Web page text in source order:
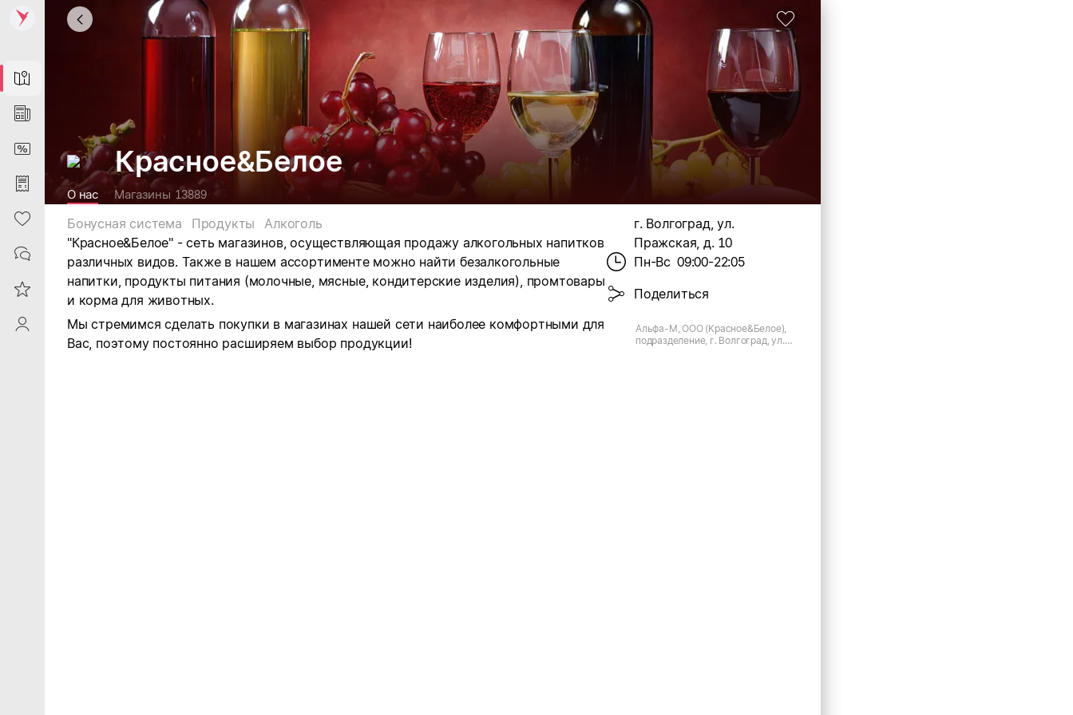
Map
News
DiscountCard
Purchases
Heart
Contacts
Reviews
ProfileSaby
Красное&Белое
О нас Магазины 13889
Бонусная система Продукты
Алкоголь
"Красное&Белое" - сеть магазинов, осуществляющая продажу алкогольных напитков
различных видов. Также в нашем ассортименте можно найти безалкогольные
напитки, продукты питания (молочные, мясные, кондитерские изделия), промтовары
и корма для животных.
Мы стремимся сделать покупки в магазинах нашей сети наиболее комфортными для
Вас, поэтому постоянно расширяем выбор продукции!
г. Волгоград, ул.
Пражская, д. 10
Пн-Вс 09:00-22:05
Поделиться
Альфа-М, ООО (Красное&Белое),
подразделение, г. Волгоград, ул.